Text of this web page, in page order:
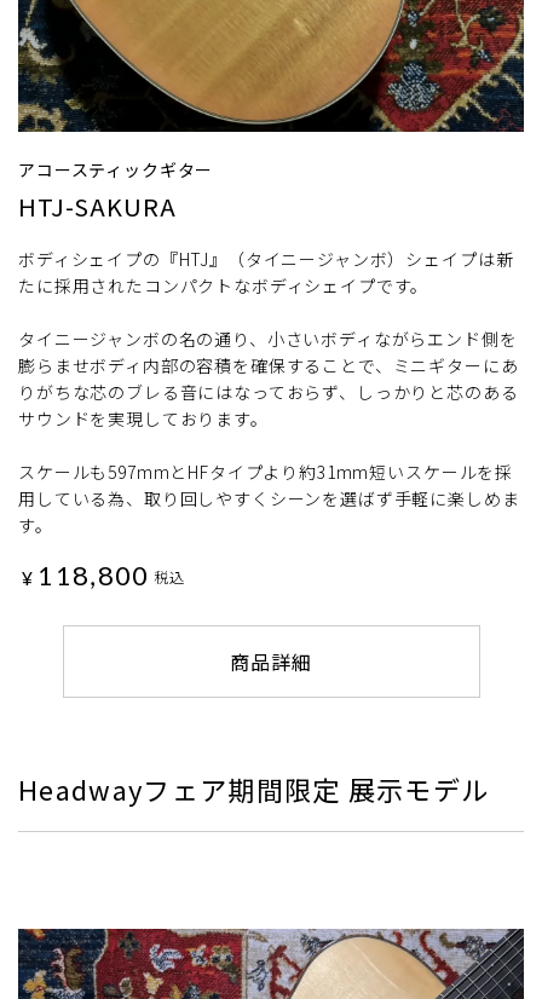
アコースティックギター
HTJ-SAKURA
ボディシェイプの『HTJ』（タイニージャンボ）シェイプは新
たに採用されたコンパクトなボディシェイプです。
タイニージャンボの名の通り、小さいボディながらエンド側を
膨らませボディ内部の容積を確保することで、ミニギターにあ
りがちな芯のブレる音にはなっておらず、しっかりと芯のある
サウンドを実現しております。
スケールも597mmとHFタイプより約31mm短いスケールを採
用している為、取り回しやすくシーンを選ばず手軽に楽しめま
す。
¥ 118,800 税込
商品詳細
Headwayフェア期間限定 展示モデル